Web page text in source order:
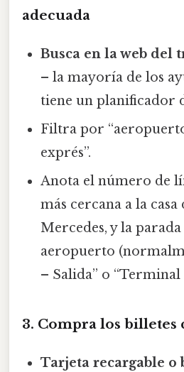
adecuada
Busca en la web del
– la mayoría de los
tiene un planificador
Filtra por
exprés”.
Anota el número de
más cercana a la casa
Mercedes, y la
aeropuerto
– Salida” o “Terminal
3. Compra los billetes
Tarjeta recargable o